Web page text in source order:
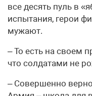
все десять пуль в
испытания, герои
мужают.
– То есть на своем
что солдатами не
– Совершенно